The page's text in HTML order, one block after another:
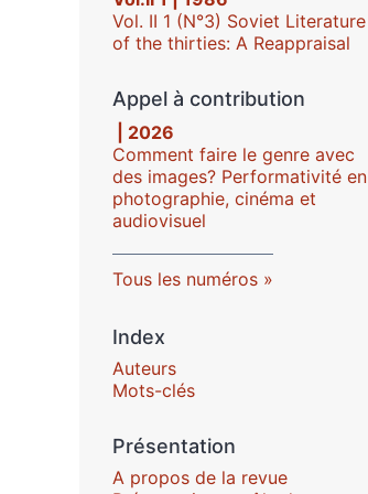
Vol. II 1 (N°3) Soviet Literature
of the thirties: A Reappraisal
Appel à contribution
| 2026
Comment faire le genre avec
des images? Performativité en
photographie, cinéma et
audiovisuel
Tous les numéros
Index
Auteurs
Mots-clés
Présentation
A propos de la revue